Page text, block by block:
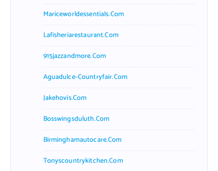
Mariceworldessentials.com
Lafisheriarestaurant.com
915jazzandmore.com
Aguadulce-Countryfair.com
Jakehovis.com
Bosswingsduluth.com
Birminghamautocare.com
Tonyscountrykitchen.com